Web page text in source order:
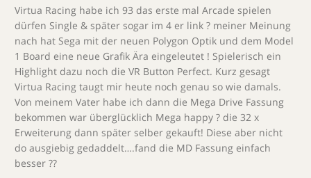
Virtua Racing habe ich 93 das erste mal Arcade spielen
dürfen Single & später sogar im 4 er link ? meiner Meinung
nach hat Sega mit der neuen Polygon Optik und dem Model
1 Board eine neue Grafik Ära eingeleutet ! Spielerisch ein
Highlight dazu noch die VR Button Perfect. Kurz gesagt
Virtua Racing taugt mir heute noch genau so wie damals.
Von meinem Vater habe ich dann die Mega Drive Fassung
bekommen war überglücklich Mega happy ? die 32 x
Erweiterung dann später selber gekauft! Diese aber nicht
do ausgiebig gedaddelt….fand die MD Fassung einfach
besser ??